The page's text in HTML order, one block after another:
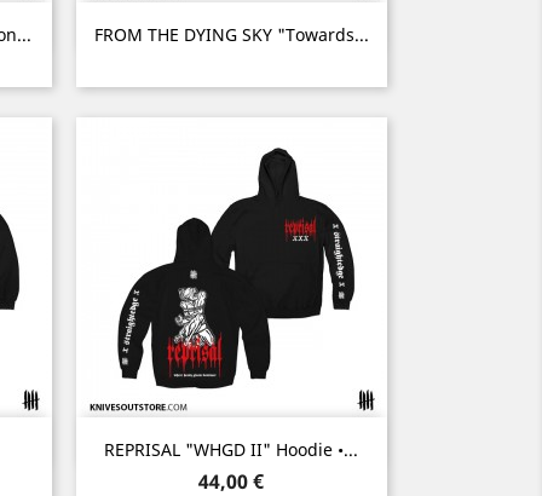
FROM THE DYING SKY "Towards...
 Aperçu rapide
REPRISAL "WHGD II" Hoodie •...
Prix
44,00 €
 Aperçu rapide